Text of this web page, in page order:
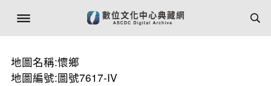
地圖名稱:懷鄉
地圖編號:圖號7617-IV